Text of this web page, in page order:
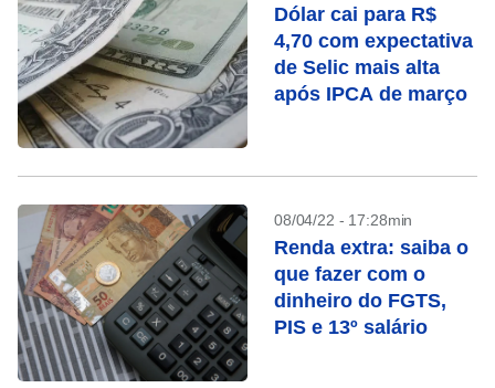
Dólar cai para R$
4,70 com expectativa
de Selic mais alta
após IPCA de março
08/04/22 - 17:28min
Renda extra: saiba o
que fazer com o
dinheiro do FGTS,
PIS e 13º salário